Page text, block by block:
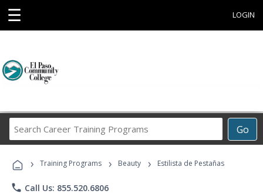
☰ LOGIN
Go
Career
Programs
› Training Programs › Beauty › Estilista de Pestañas
phone Call Us: 855.520.6806